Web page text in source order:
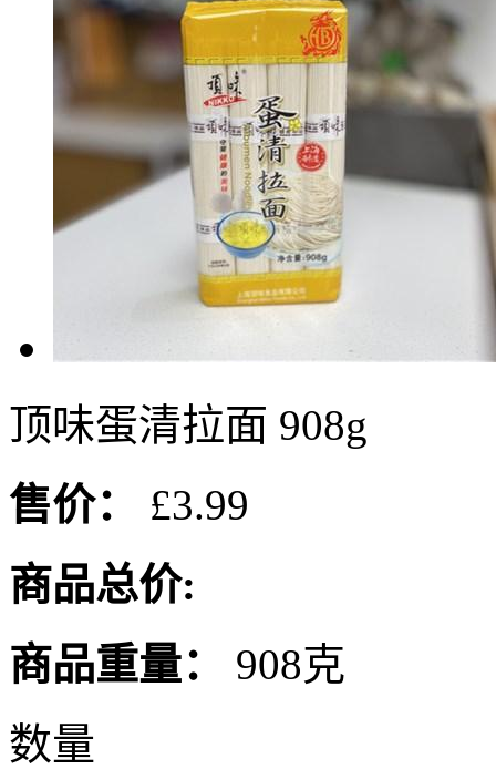
顶味蛋清拉面 908g
售价：
£3.99
商品总价:
商品重量：
908克
数量